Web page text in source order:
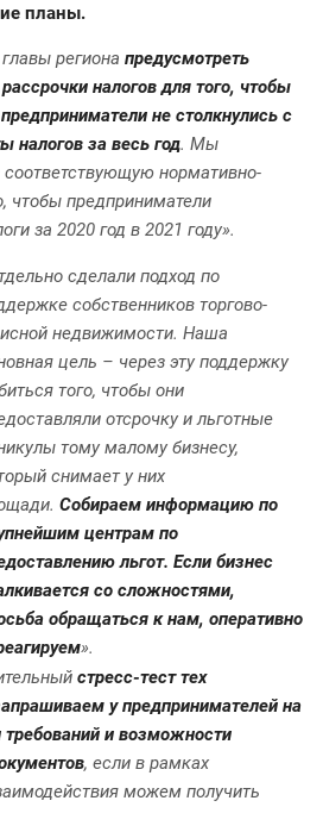
планы.
региона предусмотреть
налогов для того, чтобы
не столкнулись с
налогов за весь год. Мы
нормативно-
чтобы предприниматели
за 2020 год в 2021 году».
сделали подход по
собственников торгово-
недвижимости. Наша
цель – через эту поддержку
того, чтобы они
отсрочку и льготные
тому малому бизнесу,
снимает у них
Собираем информацию по
центрам по
льгот. Если бизнес
со сложностями,
обращаться к нам, оперативно
».
стресс-тест тех
у предпринимателей на
и возможности
, если в рамках
можем получить